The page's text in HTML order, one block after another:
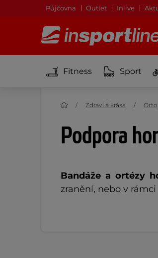
Půjčovna Outlet Inlive
Fitness Sport
Podpora
Bandáže a ortézy
zranění, nebo v
Zdraví a krása